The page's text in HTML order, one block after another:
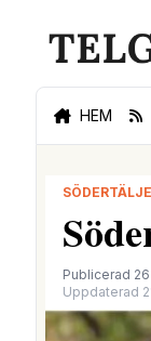
HEM
Publicerad
Uppdaterad